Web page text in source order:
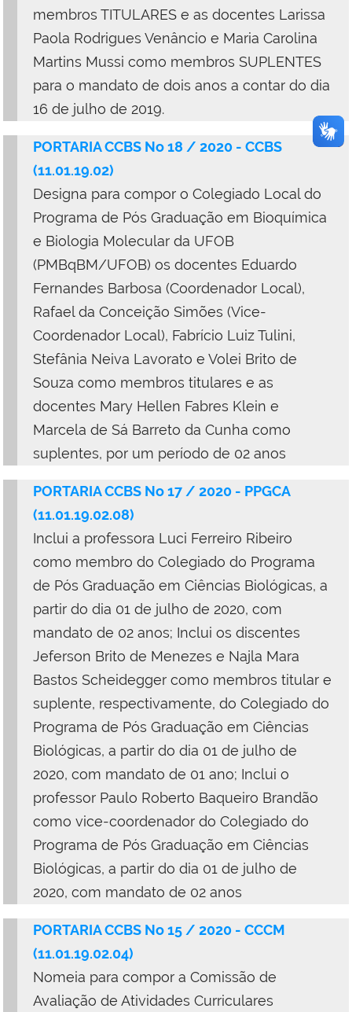
membros TITULARES e as docentes Larissa
Paola Rodrigues Venâncio e Maria Carolina
Martins Mussi como membros SUPLENTES
para o mandato de dois anos a contar do dia
16 de julho de 2019.
PORTARIA CCBS No 18 / 2020 - CCBS
(11.01.19.02)
Designa para compor o Colegiado Local do
Programa de Pós Graduação em Bioquímica
e Biologia Molecular da UFOB
(PMBqBM/UFOB) os docentes Eduardo
Fernandes Barbosa (Coordenador Local),
Rafael da Conceição Simões (Vice-
Coordenador Local), Fabrício Luiz Tulini,
Stefânia Neiva Lavorato e Volei Brito de
Souza como membros titulares e as
docentes Mary Hellen Fabres Klein e
Marcela de Sá Barreto da Cunha como
suplentes, por um período de 02 anos
PORTARIA CCBS No 17 / 2020 - PPGCA
(11.01.19.02.08)
Inclui a professora Luci Ferreiro Ribeiro
como membro do Colegiado do Programa
de Pós Graduação em Ciências Biológicas, a
partir do dia 01 de julho de 2020, com
mandato de 02 anos; Inclui os discentes
Jeferson Brito de Menezes e Najla Mara
Bastos Scheidegger como membros titular e
suplente, respectivamente, do Colegiado do
Programa de Pós Graduação em Ciências
Biológicas, a partir do dia 01 de julho de
2020, com mandato de 01 ano; Inclui o
professor Paulo Roberto Baqueiro Brandão
como vice-coordenador do Colegiado do
Programa de Pós Graduação em Ciências
Biológicas, a partir do dia 01 de julho de
2020, com mandato de 02 anos
PORTARIA CCBS No 15 / 2020 - CCCM
(11.01.19.02.04)
Nomeia para compor a Comissão de
Avaliação de Atividades Curriculares